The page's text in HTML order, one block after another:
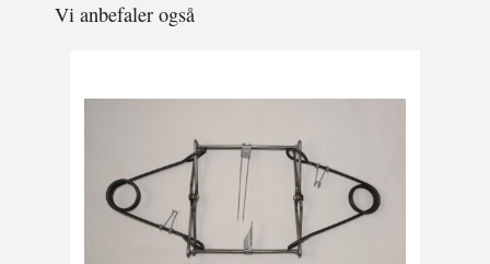
Vi anbefaler også